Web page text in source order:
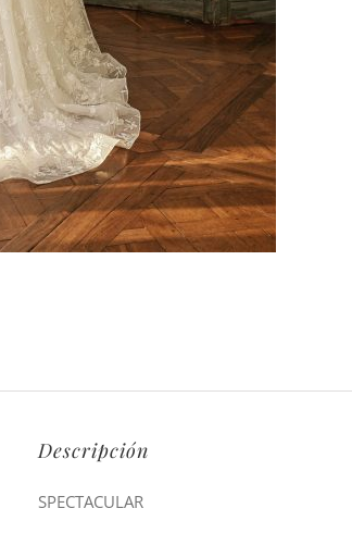
Descripción
SPECTACULAR